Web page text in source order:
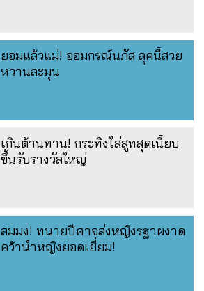
ยอมแล้วแม่! ออมกรณ์นภัส ลุคนี้สวย
หวานละมุน
เกินต้านทาน! กระทิงใส่สูทสุดเนี้ยบ
ขึ้นรับรางวัลใหญ่
สมมง! ทนายปีศาจส่งหญิงรฐาผงาด
คว้านำหญิงยอดเยี่ยม!